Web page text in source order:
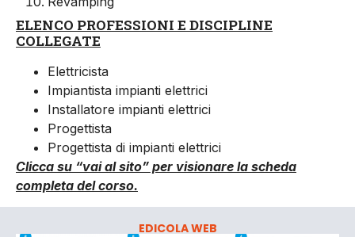
ELENCO PROFESSIONI E DISCIPLINE
COLLEGATE
Elettricista
Impiantista impianti elettrici
Installatore impianti elettrici
Progettista
Progettista di impianti elettrici
Clicca su “vai al sito” per visionare la scheda
completa del corso.
EDICOLA WEB